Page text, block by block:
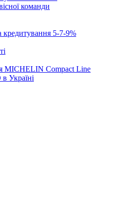
команди
5-7-9%
MICHELIN Compact Line
Україні